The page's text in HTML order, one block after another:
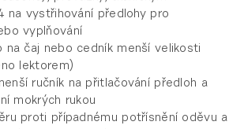
na vystřihování předlohy pro
vyplňování
na čaj nebo cedník menší velikosti
lektorem)
ručník na přitlačování předloh a
mokrých rukou
proti případnému potřísnění oděvu a